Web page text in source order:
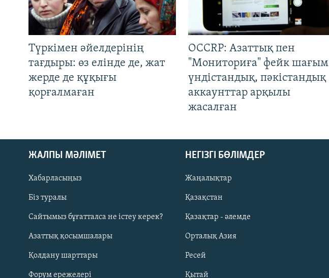
Русский
ЖАЗЫЛЫҢЫЗ
Түркімен әйелдерінің
тағдыры: өз елінде де, жат
жерде де құқығы
қорғалмаған
OCCRP: Азаттық пен
"Мониториға" фейк шағым
үндістандық, пәкістандық
аккаунттар арқылы
жасалған
ЖАЛПЫ МӘЛІМЕТ
Хабарласыңыз
Біз туралы
Сайтымыз бұғатталса не істеу керек?
Азаттық қосымшалары
Қолдану шарттары
Форум ережелері
НЕГІЗГІ БӨЛІМДЕР
Жаңалықтар
Қазақстан
Қазақтар - әлемде
Орталық Азия
Ресей
Қытай